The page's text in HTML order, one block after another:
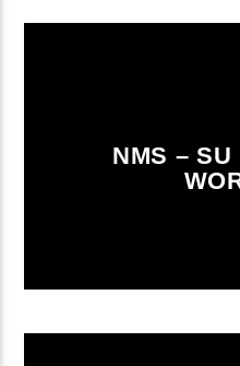
NMS –